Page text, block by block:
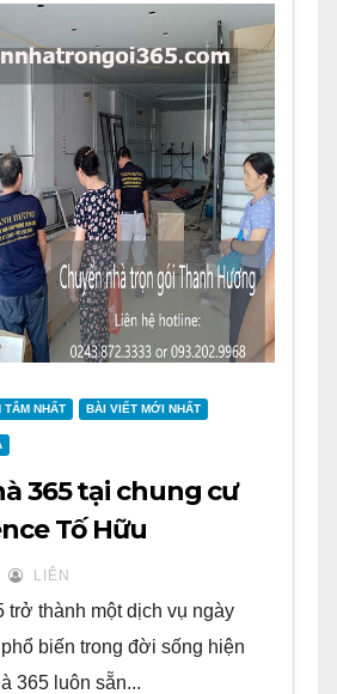
NHẤT BÀI VIẾT MỚI NHẤT
365 tại chung cư
Tố Hữu
LIÊN
trở thành một dịch vụ ngày
biến trong đời sống hiện
365 luôn sẵn...